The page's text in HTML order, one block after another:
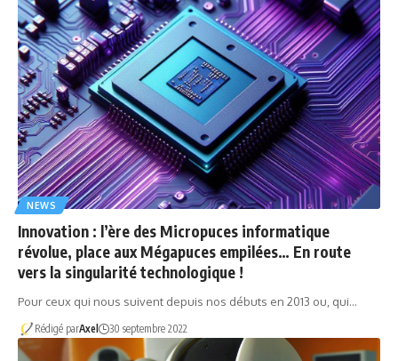
NEWS
Innovation : l’ère des Micropuces informatique
révolue, place aux Mégapuces empilées… En route
vers la singularité technologique !
Pour ceux qui nous suivent depuis nos débuts en 2013 ou, qui…
Rédigé parAxel 30 septembre 2022